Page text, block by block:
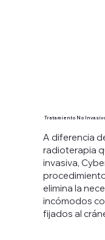
Tratamiento No
A diferencia
radioterapia
invasiva,
elimina la
incómodos
fijados al